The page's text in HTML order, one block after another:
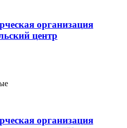
организация
центр
организация